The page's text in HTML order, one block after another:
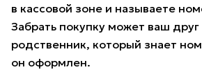
в кассовой зоне и называете
Забрать покупку может ваш друг
родственник, который знает
он оформлен.